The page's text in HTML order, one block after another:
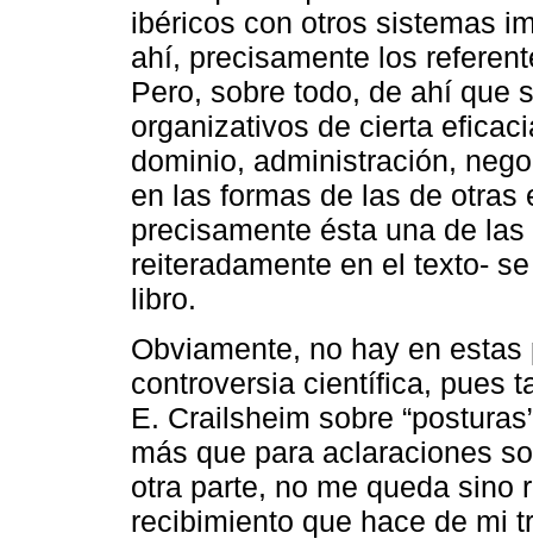
ibéricos con otros sistemas
ahí, precisamente los
Pero, sobre todo, de ahí que
organizativos de cierta
dominio, administración,
en las formas de las de
precisamente ésta una de
reiteradamente en el texto-
libro.
Obviamente, no hay en
controversia científica, pues
E. Crailsheim sobre
más que para aclaraciones
otra parte, no me queda sino
recibimiento que hace de mi